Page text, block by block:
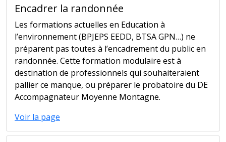
Encadrer la randonnée
Les formations actuelles en Education à
l’environnement (BPJEPS EEDD, BTSA GPN…) ne
préparent pas toutes à l’encadrement du public en
randonnée. Cette formation modulaire est à
destination de professionnels qui souhaiteraient
pallier ce manque, ou préparer le probatoire du DE
Accompagnateur Moyenne Montagne.
Voir la page